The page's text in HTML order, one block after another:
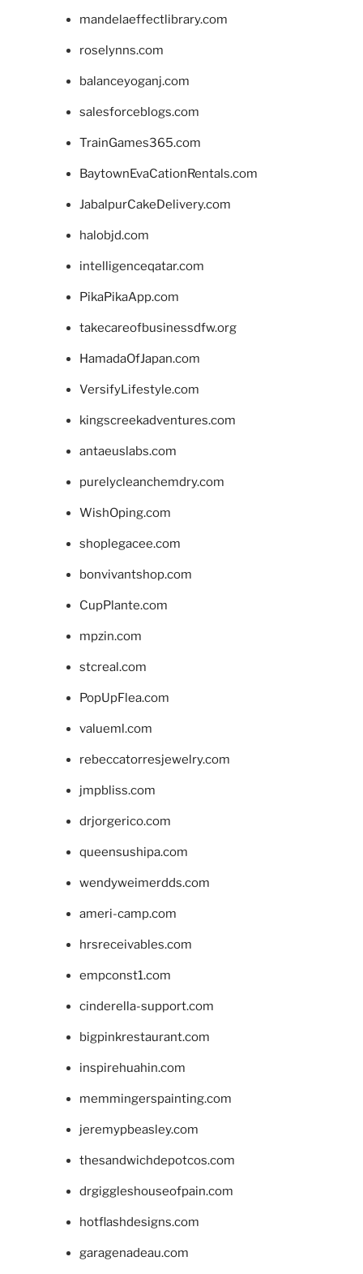
mandelaeffectlibrary.com
roselynns.com
balanceyoganj.com
salesforceblogs.com
TrainGames365.com
BaytownEvaCationRentals.com
JabalpurCakeDelivery.com
halobjd.com
intelligenceqatar.com
PikaPikaApp.com
takecareofbusinessdfw.org
HamadaOfJapan.com
VersifyLifestyle.com
kingscreekadventures.com
antaeuslabs.com
purelycleanchemdry.com
WishOping.com
shoplegacee.com
bonvivantshop.com
CupPlante.com
mpzin.com
stcreal.com
PopUpFlea.com
valueml.com
rebeccatorresjewelry.com
jmpbliss.com
drjorgerico.com
queensushipa.com
wendyweimerdds.com
ameri-camp.com
hrsreceivables.com
empconst1.com
cinderella-support.com
bigpinkrestaurant.com
inspirehuahin.com
memmingerspainting.com
jeremypbeasley.com
thesandwichdepotcos.com
drgiggleshouseofpain.com
hotflashdesigns.com
garagenadeau.com